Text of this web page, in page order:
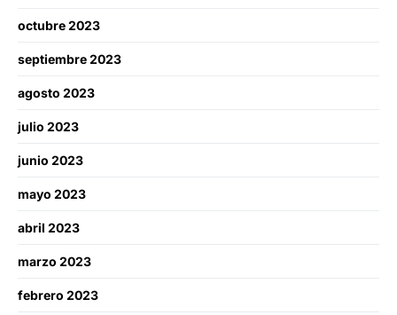
octubre 2023
septiembre 2023
agosto 2023
julio 2023
junio 2023
mayo 2023
abril 2023
marzo 2023
febrero 2023